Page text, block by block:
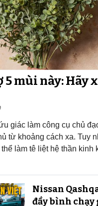
5 mùi này: Hãy
giác làm công cụ chủ
từ khoảng cách xa. Tuy
làm tê liệt hệ thần kinh
Nissan
đầy bình chạy